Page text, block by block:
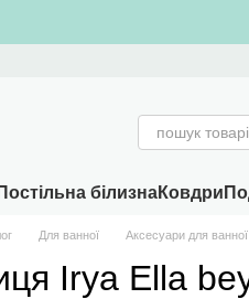
Постільна білизнаКовдри
Для ванної Аксесуари для ванної
Irya Ella